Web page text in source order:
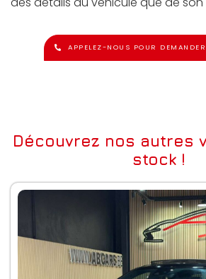
APPELEZ-NOUS POUR
Découvrez nos autres
stock !